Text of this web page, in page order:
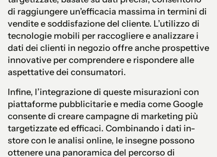
di raggiungere un’efficacia massima in termini di
vendite e soddisfazione del cliente. L’utilizzo di
tecnologie mobili per raccogliere e analizzare i
dati dei clienti in negozio offre anche prospettive
innovative per comprendere e rispondere alle
aspettative dei consumatori.
Infine, l’integrazione di queste misurazioni con
piattaforme pubblicitarie e media come Google
consente di creare campagne di marketing più
targetizzate ed efficaci. Combinando i dati in-
store con le analisi online, le insegne possono
ottenere una panoramica del percorso di